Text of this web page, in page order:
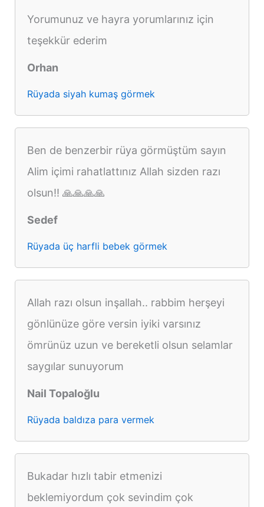
Yorumunuz ve hayra yorumlarınız için
teşekkür ederim
Orhan
Rüyada siyah kumaş görmek
Ben de benzerbir rüya görmüştüm sayın
Alim içimi rahatlattınız Allah sizden razı
olsun!! 🙏🙏🙏🙏
Sedef
Rüyada üç harfli bebek görmek
Allah razı olsun inşallah.. rabbim herşeyi
gönlünüze göre versin iyiki varsınız
ömrünüz uzun ve bereketli olsun selamlar
saygılar sunuyorum
Nail Topaloğlu
Rüyada baldıza para vermek
Bukadar hızlı tabir etmenizi
beklemiyordum çok sevindim çok